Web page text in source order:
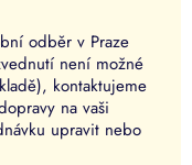
odběr v Praze
není možné
kontaktujeme
na vaši
upravit nebo